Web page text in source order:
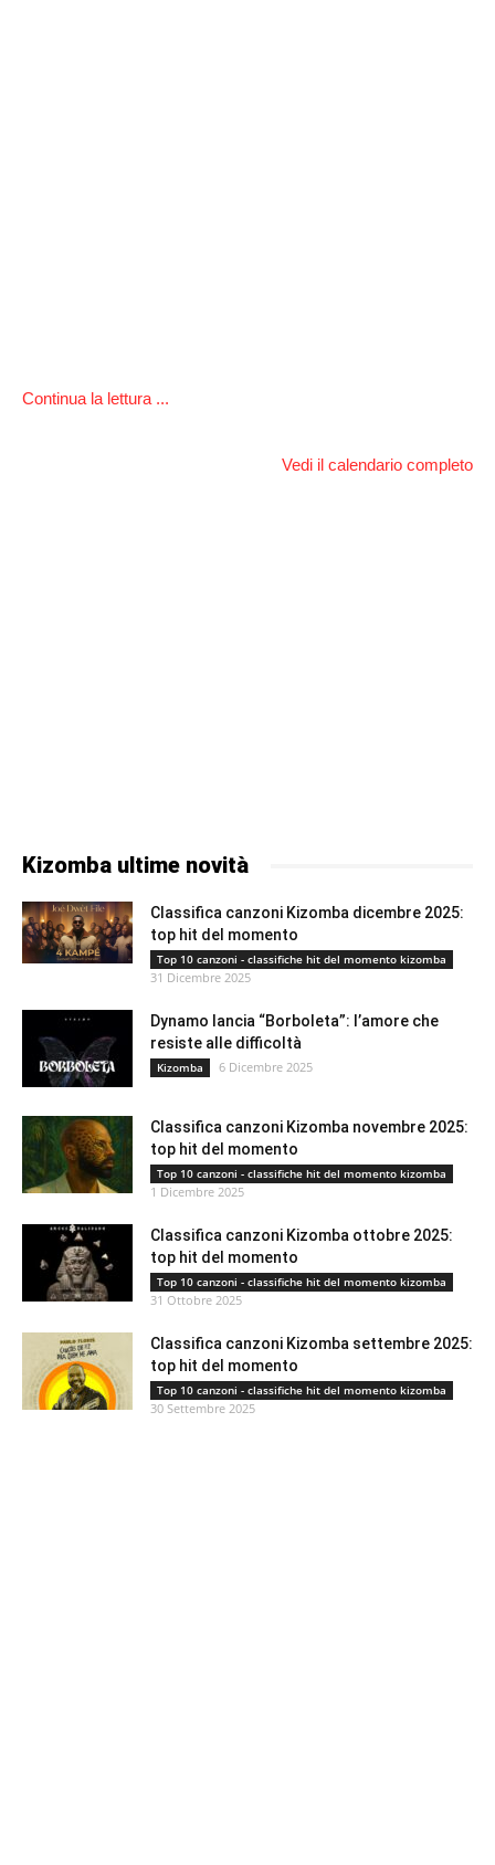
Continua la lettura ...
Vedi il calendario completo
Kizomba ultime novità
Classifica canzoni Kizomba dicembre 2025:
top hit del momento
Top 10 canzoni - classifiche hit del momento kizomba
31 Dicembre 2025
Dynamo lancia “Borboleta”: l’amore che
resiste alle difficoltà
Kizomba 6 Dicembre 2025
Classifica canzoni Kizomba novembre 2025:
top hit del momento
Top 10 canzoni - classifiche hit del momento kizomba
1 Dicembre 2025
Classifica canzoni Kizomba ottobre 2025:
top hit del momento
Top 10 canzoni - classifiche hit del momento kizomba
31 Ottobre 2025
Classifica canzoni Kizomba settembre 2025:
top hit del momento
Top 10 canzoni - classifiche hit del momento kizomba
30 Settembre 2025